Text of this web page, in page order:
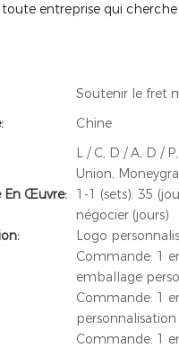
entreprise qui
Soutenir le fret
Chine
L / C, D / A, D /
Union,
En Œuvre:
1-1 (sets): 35
négocier (jours)
Logo
Commande: 1
emballage
Commande: 1
Commande: 1